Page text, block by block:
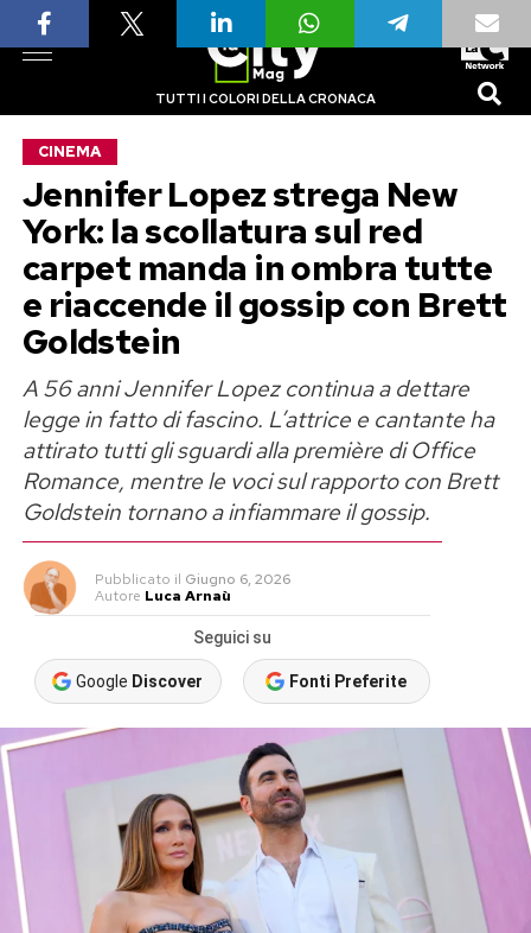
TUTTI I COLORI DELLA CRONACA
CINEMA
Jennifer Lopez strega New
York: la scollatura sul red
carpet manda in ombra tutte
e riaccende il gossip con Brett
Goldstein
A 56 anni Jennifer Lopez continua a dettare
legge in fatto di fascino. L’attrice e cantante ha
attirato tutti gli sguardi alla première di Office
Romance, mentre le voci sul rapporto con Brett
Goldstein tornano a infiammare il gossip.
Pubblicato il Giugno 6, 2026
Autore Luca Arnaù
Seguici su
Google Discover Fonti Preferite